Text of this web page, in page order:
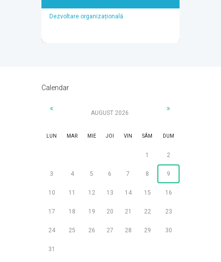
Dezvoltare organizațională
tău schimbarea adusă de era digitală și vei
deveni mai informat, mai productiv și mai
Calendar
AUGUST 2026
LUN MAR MIE JOI VIN SÂM DUM
1 2
3 4 5 6 7 8 9
10 11 12 13 14 15 16
17 18 19 20 21 22 23
24 25 26 27 28 29 30
31